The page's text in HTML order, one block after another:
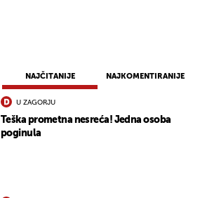
NAJČITANIJE NAJKOMENTIRANIJE
U ZAGORJU
Teška prometna nesreća! Jedna osoba
poginula